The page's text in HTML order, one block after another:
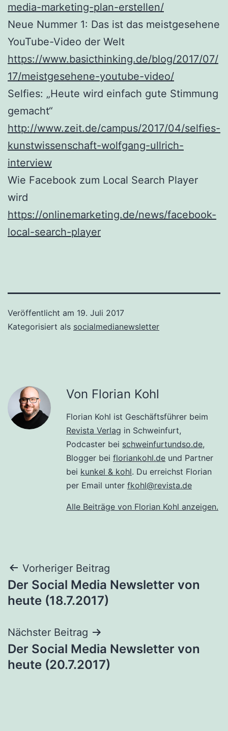
media-marketing-plan-erstellen/
Neue Nummer 1: Das ist das meistgesehene
YouTube-Video der Welt
https://www.basicthinking.de/blog/2017/07/
17/meistgesehene-youtube-video/
Selfies: „Heute wird einfach gute Stimmung
gemacht“
http://www.zeit.de/campus/2017/04/selfies-
kunstwissenschaft-wolfgang-ullrich-
interview
Wie Facebook zum Local Search Player
wird
https://onlinemarketing.de/news/facebook-
local-search-player
Veröffentlicht am 19. Juli 2017
Kategorisiert als socialmedianewsletter
Von Florian Kohl
Florian Kohl ist Geschäftsführer beim
Revista Verlag in Schweinfurt,
Podcaster bei schweinfurtundso.de,
Blogger bei floriankohl.de und Partner
bei kunkel & kohl. Du erreichst Florian
per Email unter fkohl@revista.de
Alle Beiträge von Florian Kohl anzeigen.
Beitragsnavigation
Vorheriger Beitrag
Der Social Media Newsletter von
heute (18.7.2017)
Nächster Beitrag
Der Social Media Newsletter von
heute (20.7.2017)